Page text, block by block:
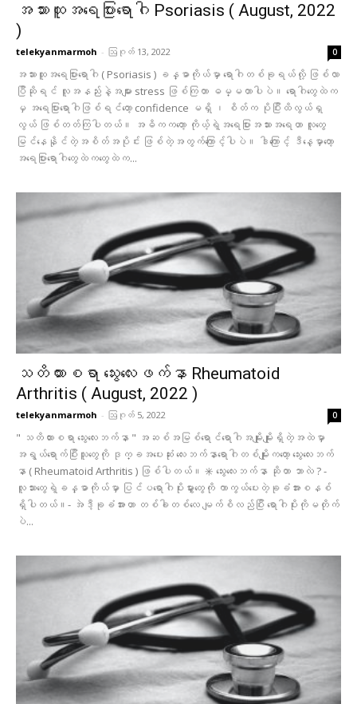
အသားထူအရေပြားရောဂါ Psoriasis ( August, 2022
)
telekyanmarmoh - ဩဂုတ် 13, 2022 0
အသားထူအရေပြားရောဂါ ( Psoriasis ) ခန္ဓာကိုယ်မှာ ရောဂါတစ်ခုရယ်လို့ ဖြစ်လာ
ပြီဆိုရင် လူအနည်းနဲ့အများ stress ဖြစ်ကြတာ ဓမ္မတာပါပဲ။ ရောဂါတွေထဲက
မှ အရေပြားရောဂါဖြစ်ရင်တော့ confidence မရှိ ၊ စိတ်က ပိုပြီးထိလွယ်ရှ
လွယ် ဖြစ်တတ်ကြပါတယ်။ အဓိကကတော့ ကိုယ့်ရဲ့အရေပြားအသားအရေဟာ လူတွေ
မြင်နေနိုင်တဲ့အစိတ်အပိုင်း ဖြစ်တဲ့အတွက်ကြောင့်ပါပဲ။ ဒါကြောင့် ဒီနေ့မှာတော့
အရေပြားရောဂါတွေထဲကတွေထဲက...
သတိထားစရာ သွေးလေးဖက်နာ Rheumatoid
Arthritis ( August, 2022 )
telekyanmarmoh - ဩဂုတ် 5, 2022 0
" သတိထားစရာ သွေးလေးဘက်နာ " အဆစ်အမြစ်ရောင်ရောဂါအမျိုးမျိုးရှိတဲ့အထဲမှာ
အရွယ်ရောက်ပြီးသူတွေကို ဒုက္ခအပေးဆုံး လေးဘက်နာရောဂါတစ်မျိုးကတော့ သွေးလေးဘက်
နာ ( Rheumatoid Arthritis ) ဖြစ်ပါတယ်။ ✳️ သွေးလေးဘက်နာ ဆိုတာ ဘာလဲ ? -
လူသားတွေရဲ့ခန္ဓာကိုယ်မှာ ပြင်ပရောဂါပိုးမွှားတွေကို ကာကွယ်ပေးတဲ့ခုခံအားစနစ်
ရှိပါတယ်။- အဲဒီ့ခုခံအားဟာ တစ်ခါတစ်လေ မျက်စိလည်ပြီး ရောဂါပိုးကိုမတိုက်
ပဲ...